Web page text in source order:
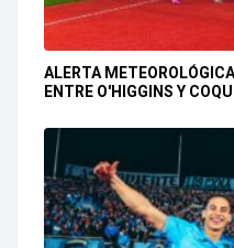
ALERTA
ENTRE O'HIGGINS Y